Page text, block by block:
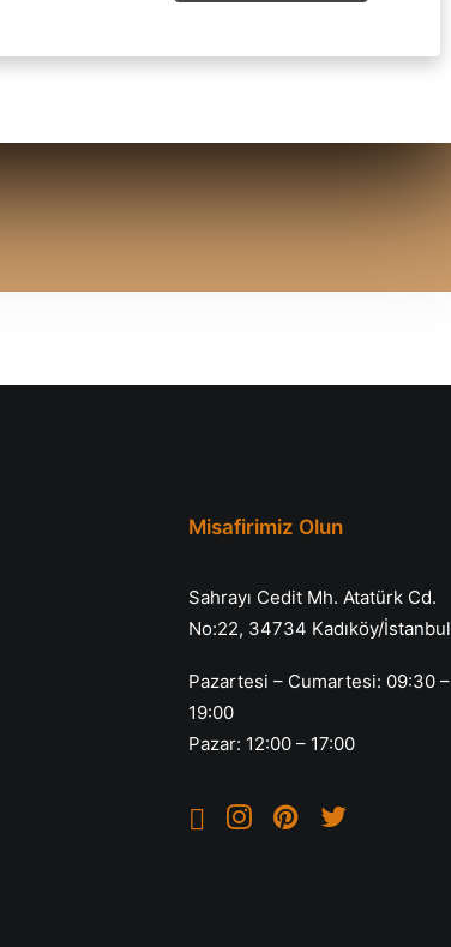
Misafirimiz Olun
Sahrayı Cedit Mh. Atatürk Cd.
No:22, 34734 Kadıköy/İstanbul
Pazartesi – Cumartesi: 09:30 –
19:00
Pazar: 12:00 – 17:00